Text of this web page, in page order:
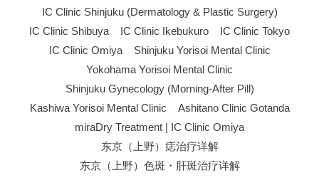
IC Clinic Shinjuku (Dermatology & Plastic Surgery)
IC Clinic Shibuya
IC Clinic Ikebukuro
IC Clinic Tokyo
IC Clinic Omiya
Shinjuku Yorisoi Mental Clinic
Yokohama Yorisoi Mental Clinic
Shinjuku Gynecology (Morning-After Pill)
Kashiwa Yorisoi Mental Clinic
Ashitano Clinic Gotanda
miraDry Treatment | IC Clinic Omiya
东京（上野）痣治疗详解
东京（上野）色斑・肝斑治疗详解